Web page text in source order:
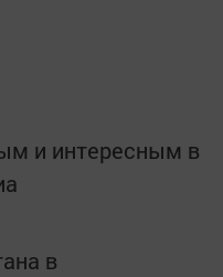
и интересным в
в